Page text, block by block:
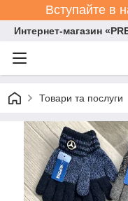
Вступайте в
Интернет-магазин
Товари та послуги